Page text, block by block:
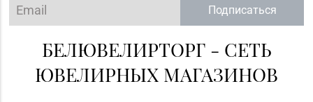
Подписаться
БЕЛЮВЕЛИРТОРГ - СЕТЬ
ЮВЕЛИРНЫХ МАГАЗИНОВ